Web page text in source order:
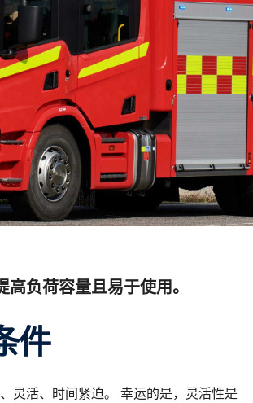
负荷容量且易于使用。
件
灵活、时间紧迫。 幸运的是，灵活性是